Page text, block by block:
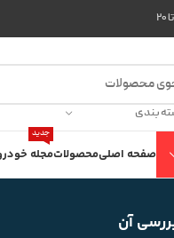
بندی
صفحه اصلیمحصولاتمجله
جدید
آن